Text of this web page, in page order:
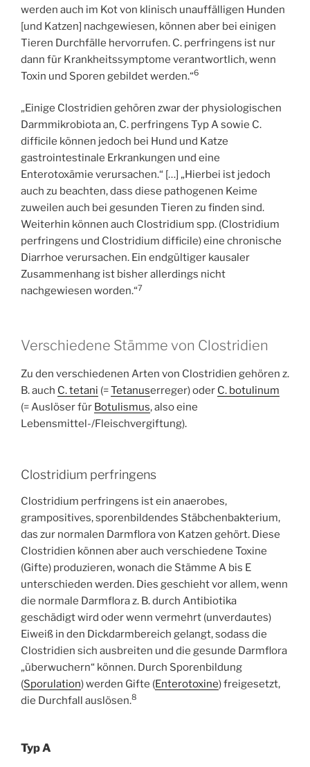
werden auch im Kot von klinisch unauffälligen Hunden
[und Katzen] nachgewiesen, können aber bei einigen
Tieren Durchfälle hervorrufen. C. perfringens ist nur
dann für Krankheitssymptome verantwortlich, wenn
Toxin und Sporen gebildet werden.“6
„Einige Clostridien gehören zwar der physiologischen
Darmmikrobiota an, C. perfringens Typ A sowie C.
difficile können jedoch bei Hund und Katze
gastrointestinale Erkrankungen und eine
Enterotoxämie verursachen.“ […] „Hierbei ist jedoch
auch zu beachten, dass diese pathogenen Keime
zuweilen auch bei gesunden Tieren zu finden sind.
Weiterhin können auch Clostridium spp. (Clostridium
perfringens und Clostridium difficile) eine chronische
Diarrhoe verursachen. Ein endgültiger kausaler
Zusammenhang ist bisher allerdings nicht
nachgewiesen worden.“7
Verschiedene Stämme von Clostridien
Zu den verschiedenen Arten von Clostridien gehören z.
B. auch C. tetani (=Tetanuserreger) oder C. botulinum
(= Auslöser für Botulismus, also eine
Lebensmittel-/Fleischvergiftung).
Clostridium perfringens
Clostridium perfringens ist ein anaerobes,
grampositives, sporenbildendes Stäbchenbakterium,
das zur normalen Darmflora von Katzen gehört. Diese
Clostridien können aber auch verschiedene Toxine
(Gifte) produzieren, wonach die Stämme A bis E
unterschieden werden. Dies geschieht vor allem, wenn
die normale Darmflora z. B. durch Antibiotika
geschädigt wird oder wenn vermehrt (unverdautes)
Eiweiß in den Dickdarmbereich gelangt, sodass die
Clostridien sich ausbreiten und die gesunde Darmflora
„überwuchern“ können. Durch Sporenbildung
(Sporulation) werden Gifte (Enterotoxine) freigesetzt,
die Durchfall auslösen.8
Typ A